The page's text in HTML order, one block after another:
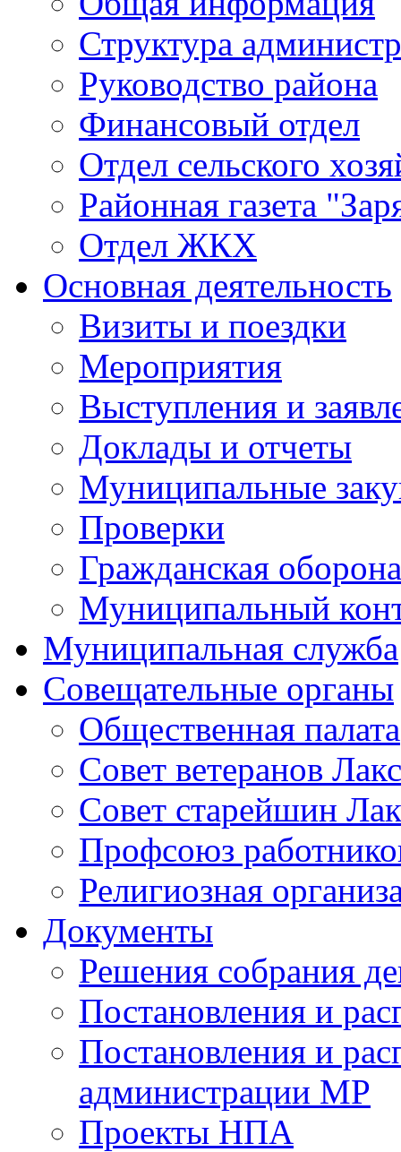
Структура
Руководство района
Финансовый отдел
Отдел сельского
Районная газета
Отдел ЖКХ
Основная деятельность
Визиты и поездки
Мероприятия
Выступления и
Доклады и отчеты
Муниципальные
Проверки
Гражданская
Муниципальный
Муниципальная служба
Совещательные органы
Общественная палата
Совет ветеранов
Совет старейшин
Профсоюз
Религиозная
Документы
Решения собрания
Постановления и
Постановления и
администрации МР
Проекты НПА